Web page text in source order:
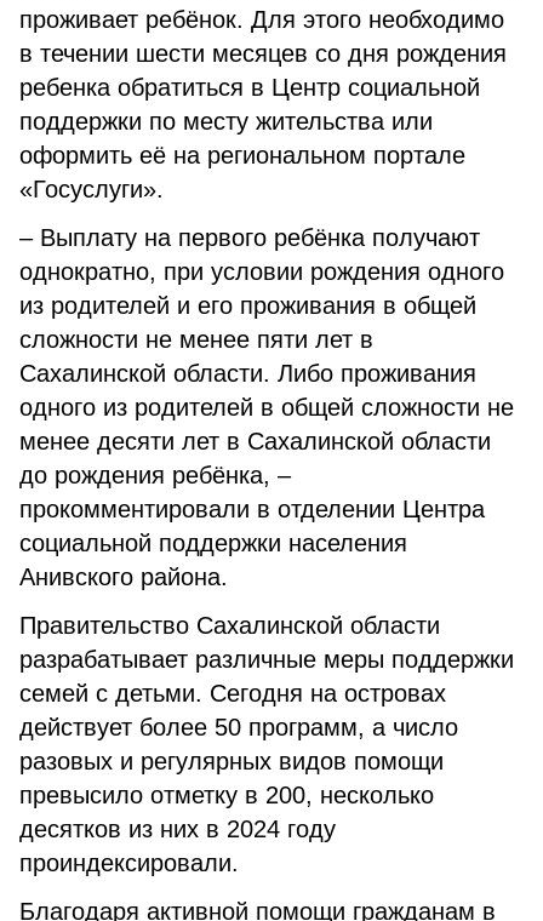
проживает ребёнок. Для этого необходимо
в течении шести месяцев со дня рождения
ребенка обратиться в Центр социальной
поддержки по месту жительства или
оформить её на региональном портале
«Госуслуги».
– Выплату на первого ребёнка получают
однократно, при условии рождения одного
из родителей и его проживания в общей
сложности не менее пяти лет в
Сахалинской области. Либо проживания
одного из родителей в общей сложности не
менее десяти лет в Сахалинской области
до рождения ребёнка, –
прокомментировали в отделении Центра
социальной поддержки населения
Анивского района.
Правительство Сахалинской области
разрабатывает различные меры поддержки
семей с детьми. Сегодня на островах
действует более 50 программ, а число
разовых и регулярных видов помощи
превысило отметку в 200, несколько
десятков из них в 2024 году
проиндексировали.
Благодаря активной помощи гражданам в